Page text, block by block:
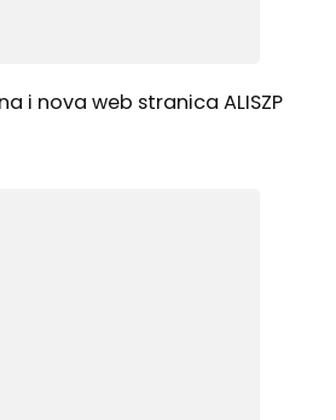
i nova web stranica ALISZP